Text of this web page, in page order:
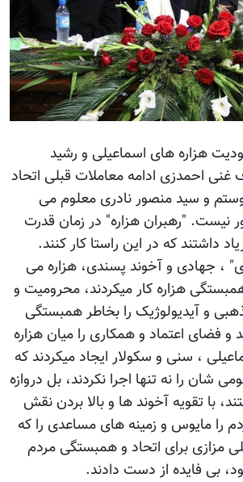
هزاره های اسماعیلی و رشید
غنی احمدزی ادامه معاملات قبلی اتحاد
و سید منصور نادری معلوم می
نیست. "رهبران هزاره" در زمان قدرت
داشتند که در این راستا کار کنند.
، جهادی و آخوند پسندی، هزاره می
هزاره کار میکردند، محرومیت و
و آیدیولوژیک را بخاطر همبستگی
و فضای اعتماد و همکاری را میان هزاره
، سنی و سکولار ایجاد میکردند که
شان را نه تنها اجرا نکردند، بل دروازه
با تقویه آخوند ها و بالا بردن نقش
را مایوس و زمینه های مساعدی را که
مزازی برای اتحاد و همبستگی مردم
بی فایده از دست دادند.